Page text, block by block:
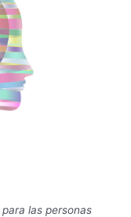
para las personas